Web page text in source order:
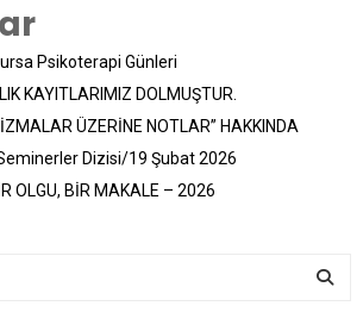
Psikoterapi Günleri
KAYITLARIMIZ DOLMUŞTUR.
ÜZERİNE NOTLAR” HAKKINDA
Dizisi/19 Şubat 2026
OLGU, BİR MAKALE – 2026